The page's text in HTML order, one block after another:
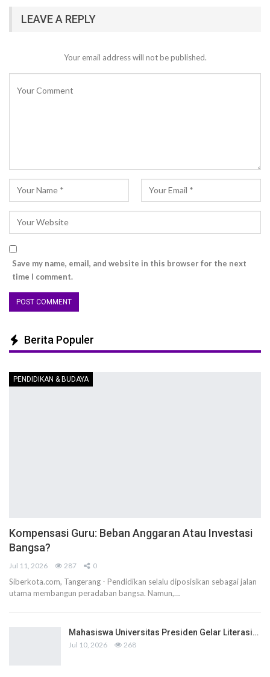
LEAVE A REPLY
Your email address will not be published.
Save my name, email, and website in this browser for the next
time I comment.
Berita Populer
PENDIDIKAN & BUDAYA
Kompensasi Guru: Beban Anggaran Atau Investasi
Bangsa?
Jul 11, 2026 287 0
Siberkota.com, Tangerang - Pendidikan selalu diposisikan sebagai jalan
utama membangun peradaban bangsa. Namun,…
Mahasiswa Universitas Presiden Gelar Literasi…
Jul 10, 2026 268